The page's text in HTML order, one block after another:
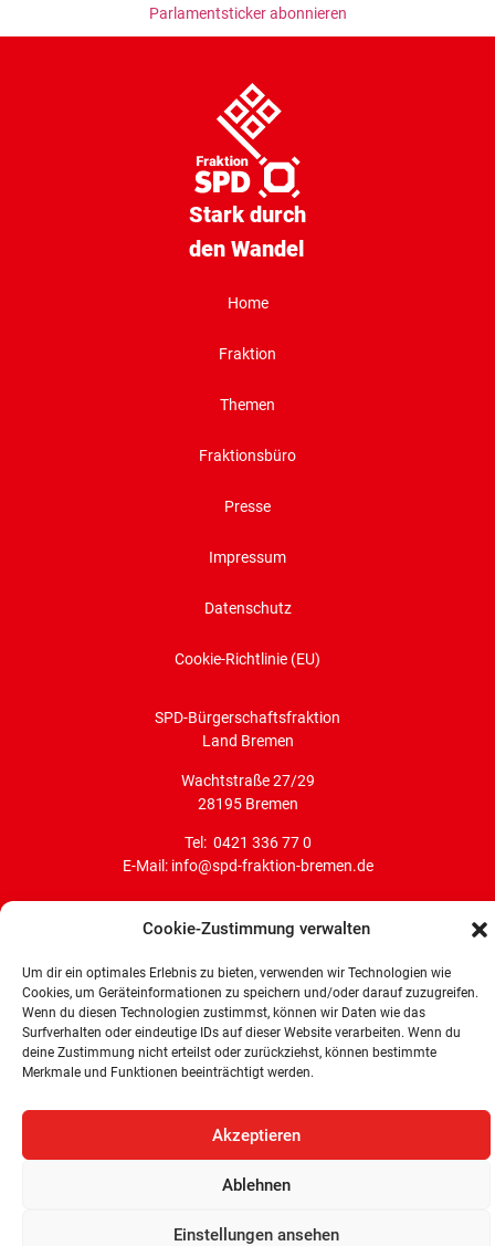
Cookie-Zustimmung verwalten
Um dir ein optimales Erlebnis zu bieten, verwenden wir Technologien wie
Cookies, um Geräteinformationen zu speichern und/oder darauf zuzugreifen.
Wenn du diesen Technologien zustimmst, können wir Daten wie das
Surfverhalten oder eindeutige IDs auf dieser Website verarbeiten. Wenn du
deine Zustimmung nicht erteilst oder zurückziehst, können bestimmte
Merkmale und Funktionen beeinträchtigt werden.
Akzeptieren
Ablehnen
Einstellungen ansehen
Parlamentsticker abonnieren
Stark durch
den Wandel
Home
Fraktion
Themen
Fraktionsbüro
Presse
Impressum
Datenschutz
Cookie-Richtlinie (EU)
SPD-Bürgerschaftsfraktion
Land Bremen
Wachtstraße 27/29
28195 Bremen
Tel: 0421 336 77 0
E-Mail: info@spd-fraktion-bremen.de